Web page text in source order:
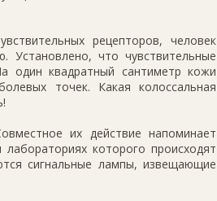
рецепторов, человек
что чувствительные
один квадратный сантиметр кожи
точек. Какая колоссальная
их действие напоминает
которого происходят
сигнальные лампы, извещающие